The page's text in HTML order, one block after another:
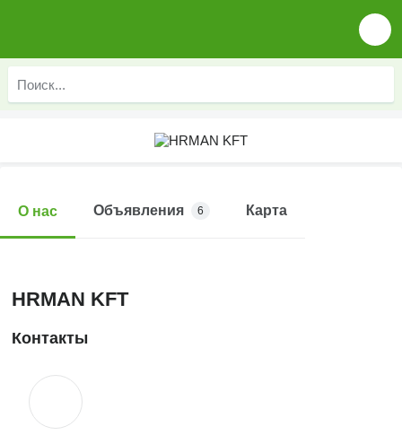
О нас Объявления 6 Карта
HRMAN KFT
Контакты